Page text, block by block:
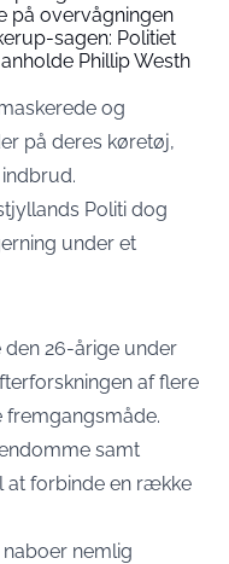
på overvågningen
sagen: Politiet
Phillip Westh
og
på deres køretøj,
Politi dog
under et
26-årige under
af flere
fremgangsmåde.
samt
at forbinde en række
nemlig